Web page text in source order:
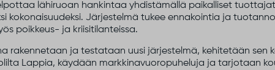
lähiruoan hankintaa yhdistämällä paikalliset
kokonaisuudeksi. Järjestelmä tukee ennakointia ja
poikkeus- ja kriisitilanteissa.
rakennetaan ja testataan uusi järjestelmä, kehitetään
Lappia, käydään markkinavuoropuheluja ja tarjotaan